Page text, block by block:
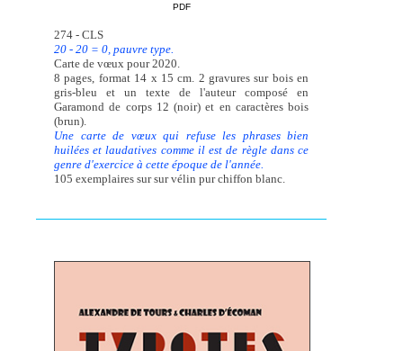
PDF
274 - CLS
20 - 20 = 0, pauvre type.
Carte de vœux pour 2020.
8 pages, format 14 x 15 cm. 2 gravures sur bois en
gris-bleu et un texte de l'auteur composé en
Garamond de corps 12 (noir) et en caractères bois
(brun).
Une carte de vœux qui refuse les phrases bien
huilées et laudatives comme il est de règle dans ce
genre d'exercice à cette époque de l'année.
105 exemplaires sur sur vélin pur chiffon blanc.